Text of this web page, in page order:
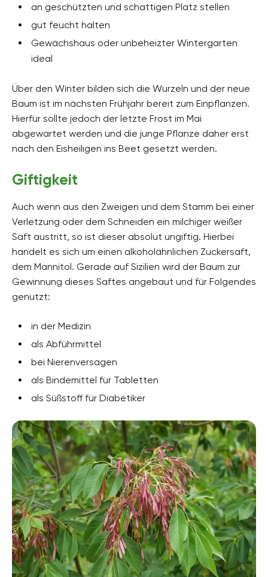
an geschützten und schattigen Platz stellen
gut feucht halten
Gewächshaus oder unbeheizter Wintergarten
ideal
Über den Winter bilden sich die Wurzeln und der neue
Baum ist im nächsten Frühjahr bereit zum Einpflanzen.
Hierfür sollte jedoch der letzte Frost im Mai
abgewartet werden und die junge Pflanze daher erst
nach den Eisheiligen ins Beet gesetzt werden.
Giftigkeit
Auch wenn aus den Zweigen und dem Stamm bei einer
Verletzung oder dem Schneiden ein milchiger weißer
Saft austritt, so ist dieser absolut ungiftig. Hierbei
handelt es sich um einen alkoholähnlichen Zuckersaft,
dem Mannitol. Gerade auf Sizilien wird der Baum zur
Gewinnung dieses Saftes angebaut und für Folgendes
genutzt:
in der Medizin
als Abführmittel
bei Nierenversagen
als Bindemittel für Tabletten
als Süßstoff für Diabetiker